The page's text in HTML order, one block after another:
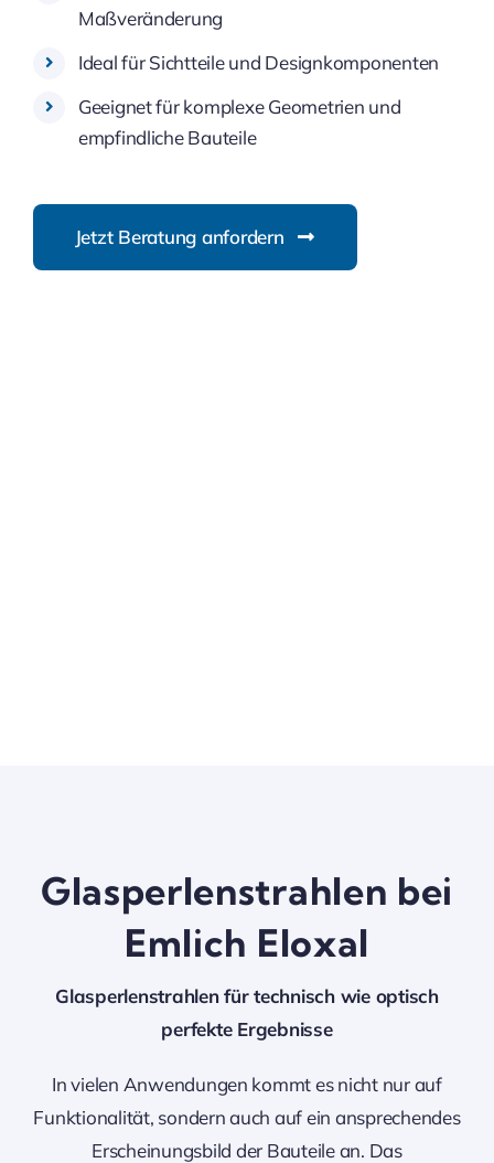
Maßveränderung
Ideal für Sichtteile und Designkomponenten
Geeignet für komplexe Geometrien und
empfindliche Bauteile
Jetzt Beratung anfordern
Glasperlenstrahlen bei
Emlich Eloxal
Glasperlenstrahlen für technisch wie optisch
perfekte Ergebnisse
In vielen Anwendungen kommt es nicht nur auf
Funktionalität, sondern auch auf ein ansprechendes
Erscheinungsbild der Bauteile an. Das